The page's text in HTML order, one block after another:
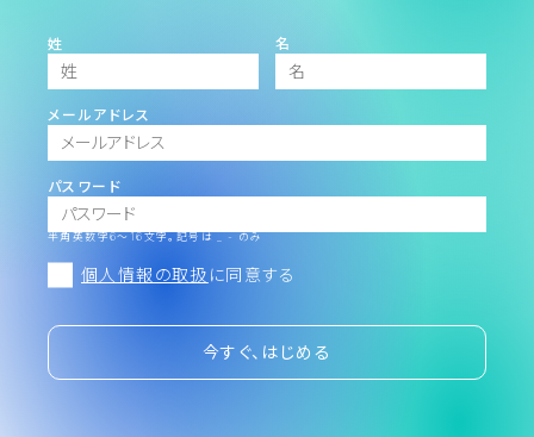
姓 名
メールアドレス
パスワード
半角英数字6～16文字。記号は _ - のみ
個人情報の取扱 に同意する
今すぐ、はじめる